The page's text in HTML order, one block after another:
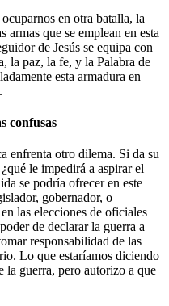
en otra batalla, la
armas que se emplean en esta
de Jesús se equipa con
la paz, la fe, y la Palabra de
esta armadura en
confusas
enfrenta otro dilema. Si da su
le impedirá a aspirar el
se podría ofrecer en este
gobernador, o
las elecciones de oficiales
de declarar la guerra a
responsabilidad de las
Lo que estaríamos diciendo
la guerra, pero autorizo a que